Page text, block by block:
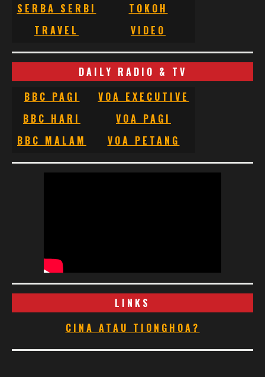
SERBA SERBI
TOKOH
TRAVEL
VIDEO
DAILY RADIO & TV
BBC PAGI
VOA EXECUTIVE
BBC HARI
VOA PAGI
BBC MALAM
VOA PETANG
LINKS
CINA ATAU TIONGHOA?